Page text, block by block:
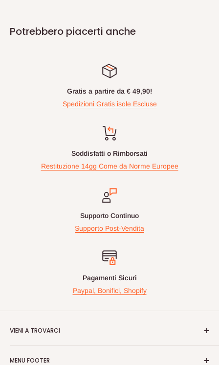
Potrebbero piacerti anche
Gratis a partire da € 49,90!
Spedizioni Gratis isole Escluse
Soddisfatti o Rimborsati
Restituzione 14gg Come da Norme Europee
Supporto Continuo
Supporto Post-Vendita
Pagamenti Sicuri
Paypal, Bonifici, Shopify
VIENI A TROVARCI
Nelle maggiori fiere Geek/Fumetti/Videogiochi, Italiane ed
MENU FOOTER